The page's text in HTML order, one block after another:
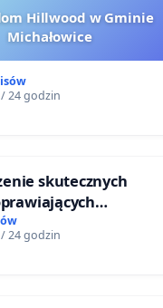
Hillwood w Gminie
Michałowice
24 godzin
skutecznych
na ulicy
w Otwocku
24 godzin